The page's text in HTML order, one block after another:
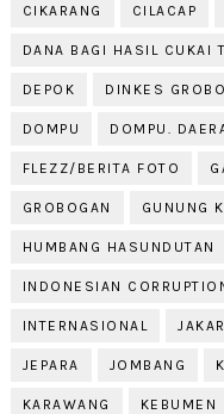
CIKARANG CILACAP
DANA BAGI HASIL CUKAI
DEPOK DINKES
DOMPU DOMPU.
FLEZZ/BERITA FOTO
GROBOGAN GUNUNG
HUMBANG HASUNDUTAN
INDONESIAN
INTERNASIONAL
JEPARA JOMBANG
KARAWANG KEBUMEN